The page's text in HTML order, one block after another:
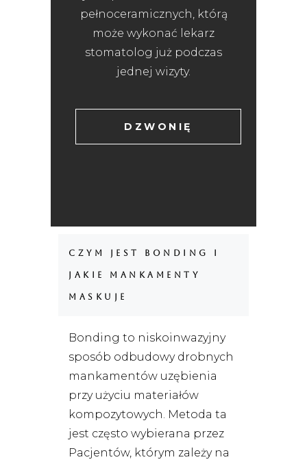
pełnoceramicznych, którą
może wykonać lekarz
stomatolog już podczas
jednej wizyty.
DZWONIĘ
Czym jest bonding i
jakie mankamenty
maskuje
Bonding to niskoinwazyjny
sposób odbudowy drobnych
mankamentów uzębienia
przy użyciu materiałów
kompozytowych. Metoda ta
jest często wybierana przez
Pacjentów, którym zależy na